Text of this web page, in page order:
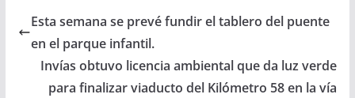
Esta semana se prevé fundir el tablero del puente
en el parque infantil.
Invías obtuvo licencia ambiental que da luz verde
para finalizar viaducto del Kilómetro 58 en la vía